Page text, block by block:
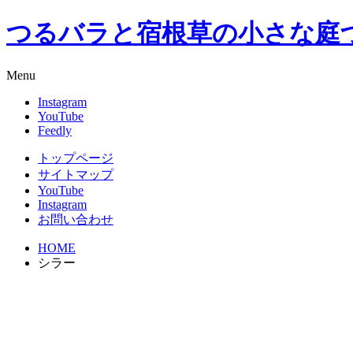
つるバラと宿根草の小さな庭
Menu
Instagram
YouTube
Feedly
トップページ
サイトマップ
YouTube
Instagram
お問い合わせ
HOME
シラー